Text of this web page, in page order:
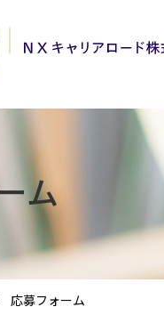
ム
応募フォーム